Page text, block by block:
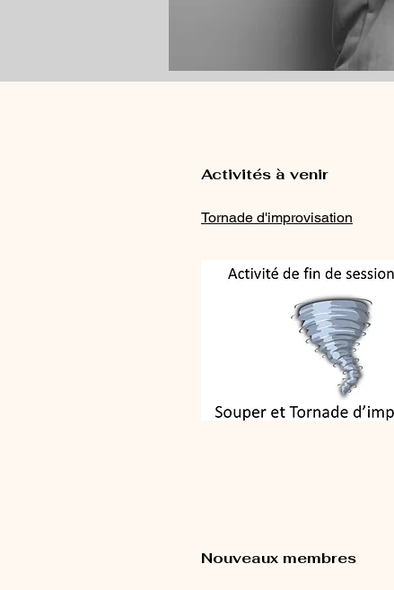
Activités à venir
Tornade d'improvisation
Nouveaux membres